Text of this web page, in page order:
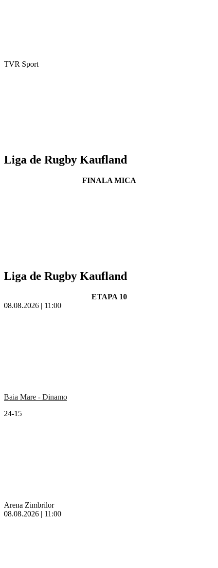
TVR Sport
Liga de Rugby Kaufland
FINALA MICA
Liga de Rugby Kaufland
ETAPA 10
08.08.2026 | 11:00
Baia Mare - Dinamo
24-15
Arena Zimbrilor
08.08.2026 | 11:00